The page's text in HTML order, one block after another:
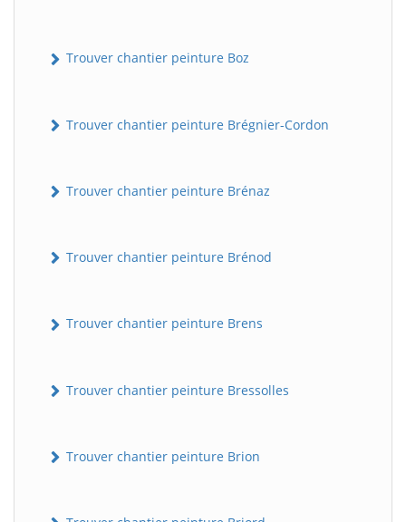
Trouver chantier peinture Boz
Trouver chantier peinture Brégnier-Cordon
Trouver chantier peinture Brénaz
Trouver chantier peinture Brénod
Trouver chantier peinture Brens
Trouver chantier peinture Bressolles
Trouver chantier peinture Brion